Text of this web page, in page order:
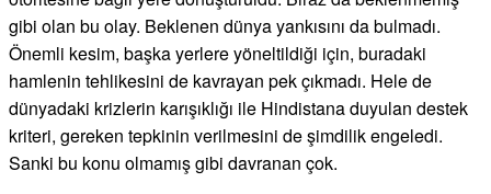
gibi olan bu olay. Beklenen dünya yankısını da bulmadı.
Önemli kesim, başka yerlere yöneltildiği için, buradaki
hamlenin tehlikesini de kavrayan pek çıkmadı. Hele de
dünyadaki krizlerin karışıklığı ile Hindistana duyulan destek
kriteri, gereken tepkinin verilmesini de şimdilik engeledi.
Sanki bu konu olmamış gibi davranan çok.